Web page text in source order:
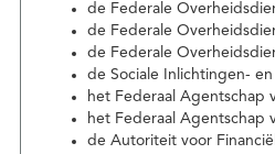
de Federale
de Federale
de Federale
de Sociale Inlichtingen-
het Federaal Agentschap
het Federaal Agentschap
de Autoriteit voor